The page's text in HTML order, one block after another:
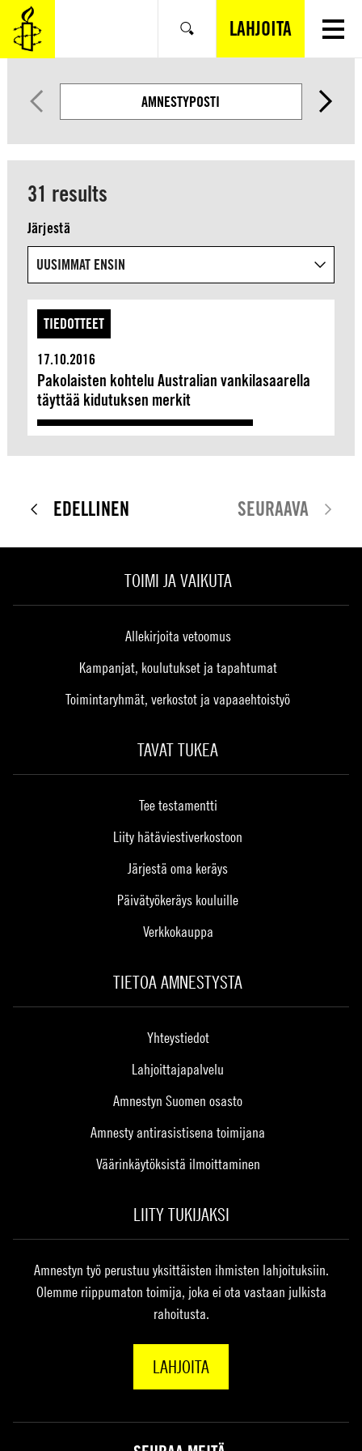
SIIRRY
VARSINAISEEN
SISÄLTÖÖN
Hae LAHJOITA
AMNESTYPOSTI
31 results
Järjestä
TIEDOTTEET
17.10.2016
Pakolaisten kohtelu Australian vankilasaarella
täyttää kidutuksen merkit
EDELLINEN SEURAAVA
TOIMI JA VAIKUTA
Allekirjoita vetoomus
Kampanjat, koulutukset ja tapahtumat
Toimintaryhmät, verkostot ja vapaaehtoistyö
TAVAT TUKEA
Tee testamentti
Liity hätäviestiverkostoon
Järjestä oma keräys
Päivätyökeräys kouluille
Verkkokauppa
TIETOA AMNESTYSTA
Yhteystiedot
Lahjoittajapalvelu
Amnestyn Suomen osasto
Amnesty antirasistisena toimijana
Väärinkäytöksistä ilmoittaminen
LIITY TUKIJAKSI
Amnestyn työ perustuu yksittäisten ihmisten lahjoituksiin.
Olemme riippumaton toimija, joka ei ota vastaan julkista
rahoitusta.
LAHJOITA